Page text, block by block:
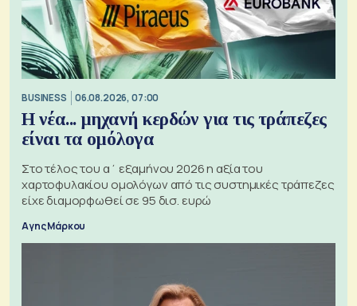
BUSINESS 06.08.2026, 07:00
Η νέα... μηχανή κερδών για τις τράπεζες
είναι τα ομόλογα
Στο τέλος του α΄ εξαμήνου 2026 η αξία του
χαρτοφυλακίου ομολόγων από τις συστημικές τράπεζες
είχε διαμορφωθεί σε 95 δισ. ευρώ
Αγης Μάρκου